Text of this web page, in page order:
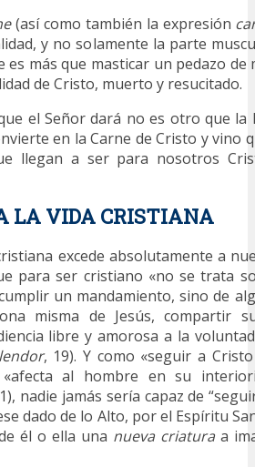
(así como también la expresión
y no solamente la parte
es más que masticar un pedazo de
de Cristo, muerto y resucitado.
el Señor dará no es otro que la
en la Carne de Cristo y vino
llegan a ser para nosotros
LA VIDA CRISTIANA
excede absolutamente a
para ser cristiano «no se trata
un mandamiento, sino de
misma de Jesús, compartir
libre y amorosa a la voluntad
, 19). Y como «seguir a
al hombre en su
nadie jamás sería capaz de
dado de lo Alto, por el Espíritu
él o ella una nueva criatura a